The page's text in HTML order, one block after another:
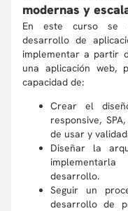
modernas y
En este curso se
desarrollo de
implementar a partir
una aplicación web,
capacidad de:
Crear el
responsive,
de usar y
Diseñar la
desarrollo.
Seguir un
desarrollo de